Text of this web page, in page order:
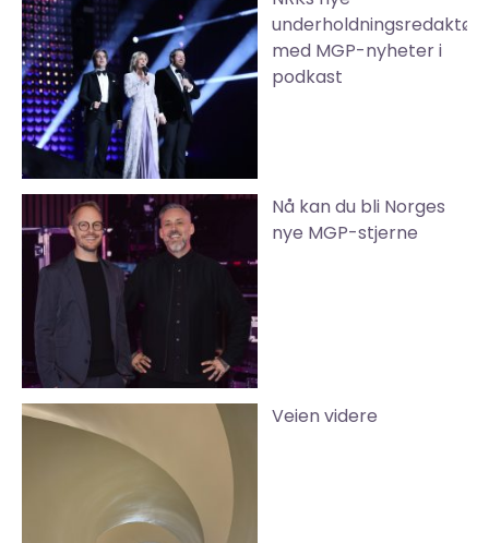
underholdningsredaktør
med MGP-nyheter i
podkast
Nå kan du bli Norges
nye MGP-stjerne
Veien videre